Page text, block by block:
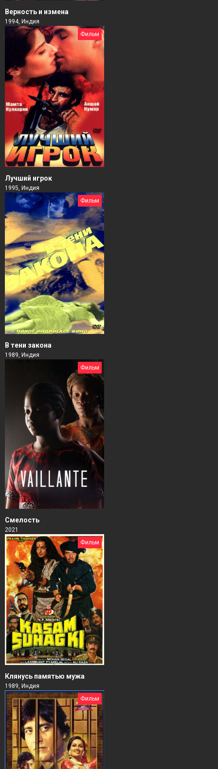
Верность и измена
1994, Индия
Фильм
Лучший игрок
1995, Индия
Фильм
В тени закона
1989, Индия
Фильм
Смелость
2021
Фильм
Клянусь памятью мужа
1989, Индия
Фильм